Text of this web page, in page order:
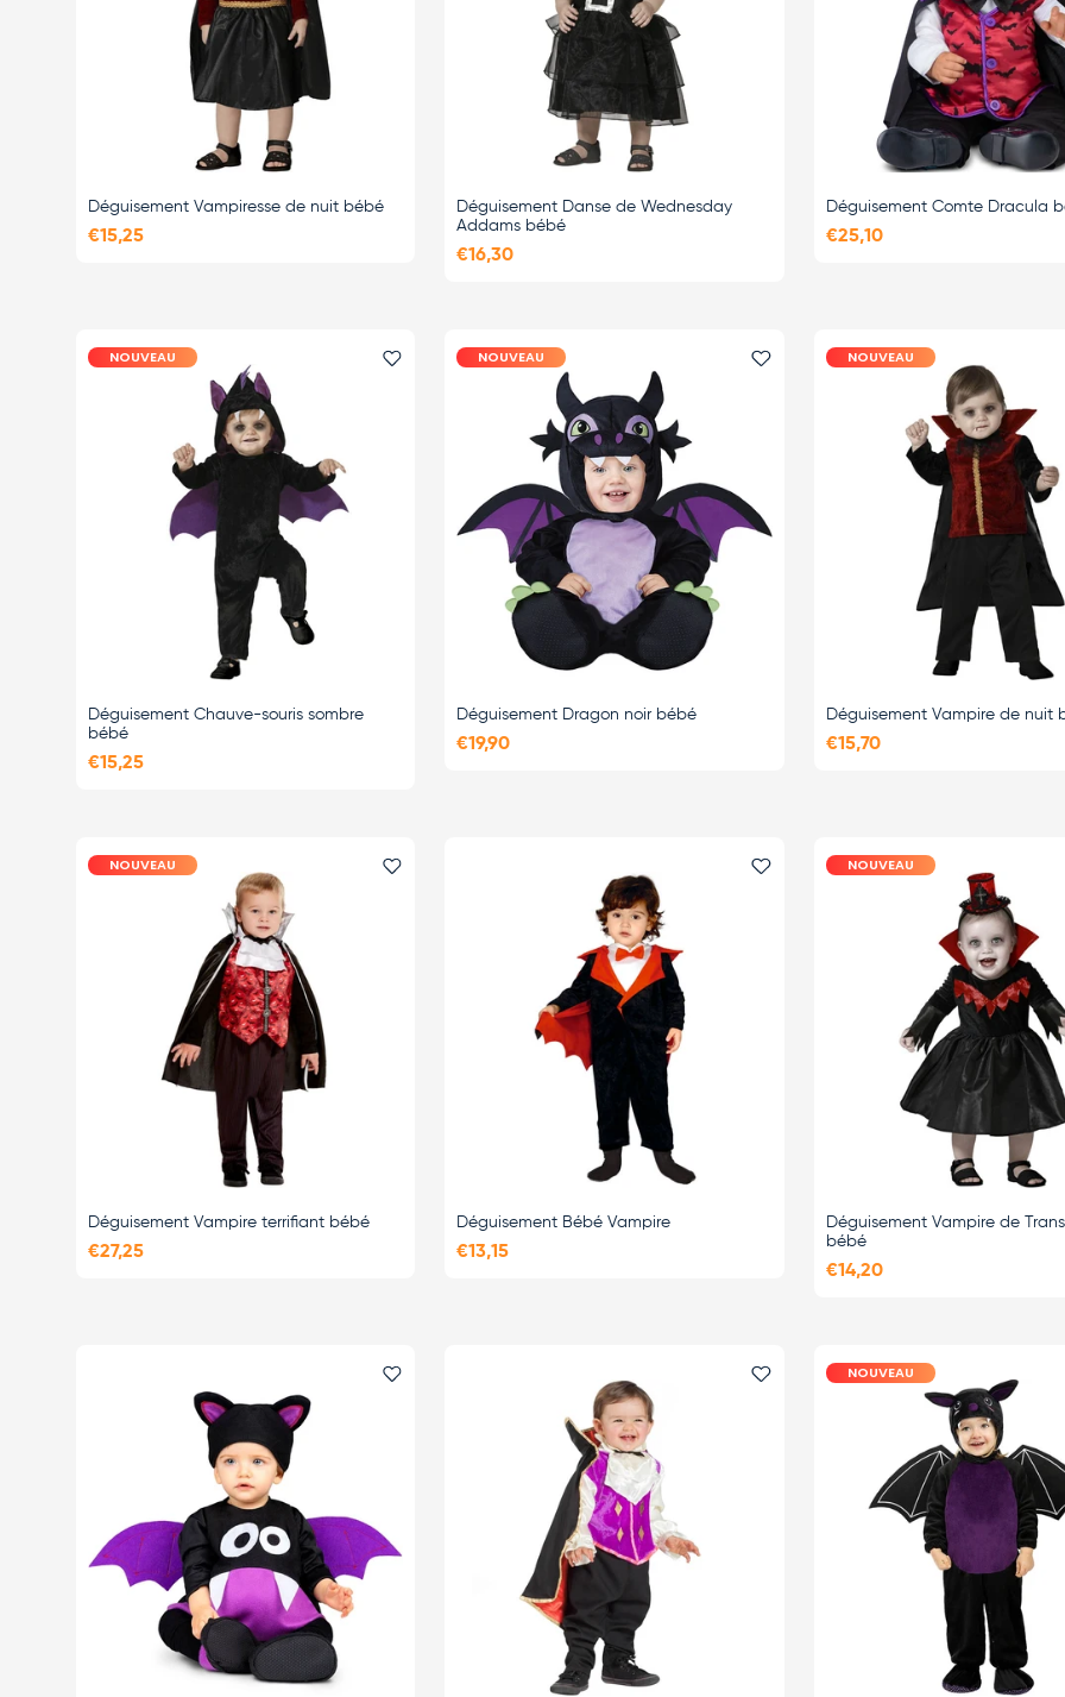
Déguisement Vampiresse de nuit bébé
€15,25
Déguisement Danse de Wednesday
Addams bébé
€16,30
Déguisement Comte Dracula
€25,10
NOUVEAU Ajouter le favori
Déguisement Chauve-souris sombre
bébé
€15,25
NOUVEAU Ajouter le favori
Déguisement Dragon noir bébé
€19,90
NOUVEAU
Déguisement Vampire de nuit
€15,70
NOUVEAU
Déguisement Vampire terrifiant bébé
€27,25
Ajouter le favori
Déguisement Bébé Vampire
€13,15
NOUVEAU
Déguisement Vampire de
bébé
€14,20
Ajouter le favori
NOUVEAU